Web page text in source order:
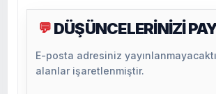
💬 DÜŞÜNCELERİNİZİ
E-posta adresiniz
alanlar işaretlenmiştir.